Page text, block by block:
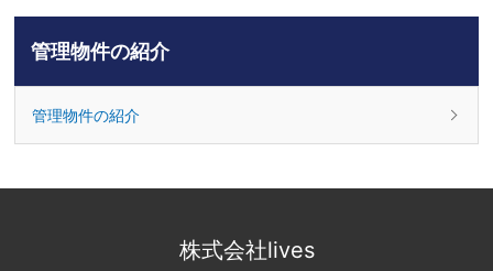
管理物件の紹介
管理物件の紹介
株式会社lives